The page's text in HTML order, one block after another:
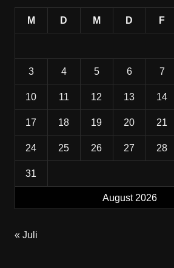
August 2026
M D M D F
3 4 5 6 7
10 11 12 13 14
17 18 19 20 21
24 25 26 27 28
31
« Juli